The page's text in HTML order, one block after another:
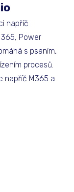
napříč
Power
s psaním,
procesů.
napříč M365 a